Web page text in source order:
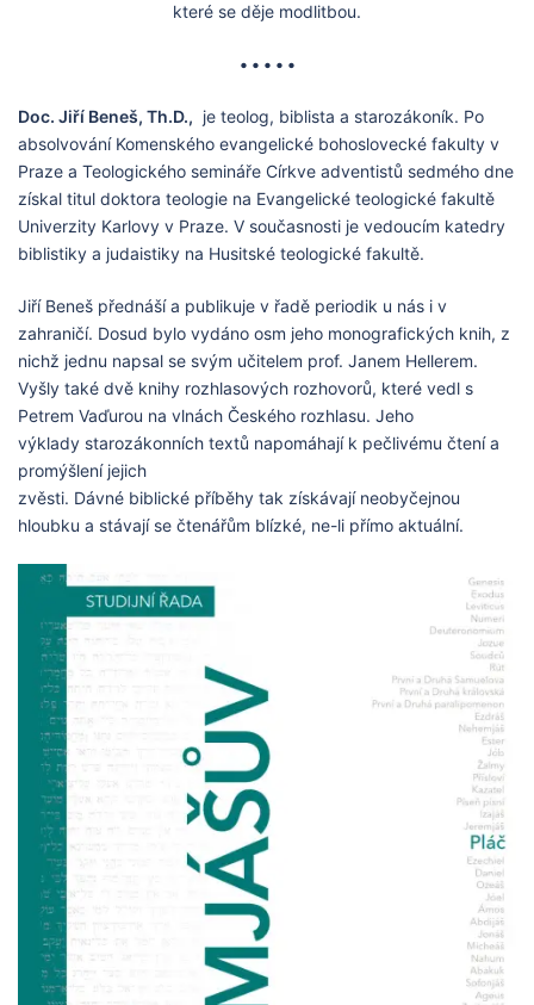
které se děje modlitbou.
• • • • •
Doc. Jiří Beneš, Th.D., je teolog, biblista a starozákoník. Po
absolvování Komenského evangelické bohoslovecké fakulty v
Praze a Teologického semináře Církve adventistů sedmého dne
získal titul doktora teologie na Evangelické teologické fakultě
Univerzity Karlovy v Praze. V současnosti je vedoucím katedry
biblistiky a judaistiky na Husitské teologické fakultě.
Jiří Beneš přednáší a publikuje v řadě periodik u nás i v
zahraničí. Dosud bylo vydáno osm jeho monografických knih, z
nichž jednu napsal se svým učitelem prof. Janem Hellerem.
Vyšly také dvě knihy rozhlasových rozhovorů, které vedl s
Petrem Vaďurou na vlnách Českého rozhlasu. Jeho
výklady starozákonních textů napomáhají k pečlivému čtení a
promýšlení jejich
zvěsti. Dávné biblické příběhy tak získávají neobyčejnou
hloubku a stávají se čtenářům blízké, ne-li přímo aktuální.